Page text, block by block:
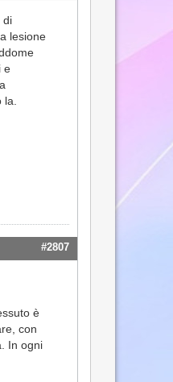
di
lesione
e
#2807
è
con
In ogni